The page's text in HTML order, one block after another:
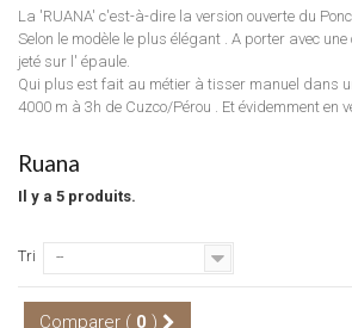
La 'RUANA' c'est-à-dire la version ouverte du
Selon le modèle le plus élégant . A porter avec
jeté sur l' épaule.
Qui plus est fait au métier à tisser manuel dans
4000 m à 3h de Cuzco/Pérou . Et évidemment en
Ruana
Il y a 5 produits.
Tri --
Comparer ( 0 )